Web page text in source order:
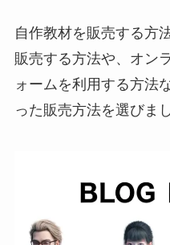
自作教材を販売する方
販売する方法や、オン
ォームを利用する方法
った販売方法を選びま